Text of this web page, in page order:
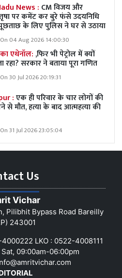
News : CM विजय और
तृषा पर कमेंट कर बुरे फंसे उदयनिधि
के लिए पुलिस ने घर से उठाया
04 Aug 2026 14:00:30
का एथेनॉल: ,फिर भी पेट्रोल में क्यों
रहा? सरकार ने बताया पूरा गणित
30 Jul 2026 20:19:31
:एक ही परिवार के चार लोगों की
से मौत, हत्या के बाद आत्महत्या की
31 Jul 2026 23:05:04
Us
Vichar
Pilibhit Bypass Road Bareilly
243001
LKO : 0522-4008111
09:00am-06:00pm